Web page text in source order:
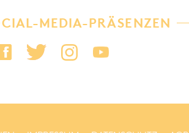
MEDIA-PRÄSENZEN